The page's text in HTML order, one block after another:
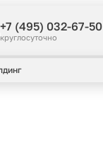
+7 (495) 032-67-50
круглосуточно